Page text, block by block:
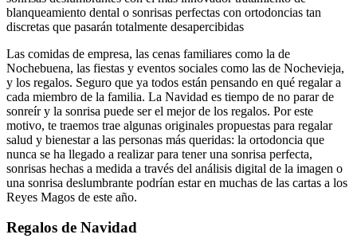
blanqueamiento dental o sonrisas perfectas con ortodoncias tan
discretas que pasarán totalmente desapercibidas
Las comidas de empresa, las cenas familiares como la de
Nochebuena, las fiestas y eventos sociales como las de Nochevieja,
y los regalos. Seguro que ya todos están pensando en qué regalar a
cada miembro de la familia. La Navidad es tiempo de no parar de
sonreír y la sonrisa puede ser el mejor de los regalos. Por este
motivo, te traemos trae algunas originales propuestas para regalar
salud y bienestar a las personas más queridas: la ortodoncia que
nunca se ha llegado a realizar para tener una sonrisa perfecta,
sonrisas hechas a medida a través del análisis digital de la imagen o
una sonrisa deslumbrante podrían estar en muchas de las cartas a los
Reyes Magos de este año.
Regalos de Navidad